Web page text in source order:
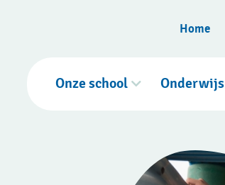
Home
Onze school Onderwijs